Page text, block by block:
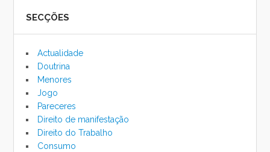
SECÇÕES
Actualidade
Doutrina
Menores
Jogo
Pareceres
Direito de manifestação
Direito do Trabalho
Consumo